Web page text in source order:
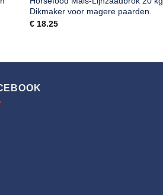
Dikmaker voor magere paarden.
€18.25